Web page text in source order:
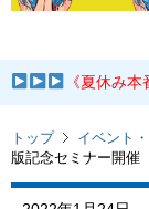
《夏休み本
トップ イベント
版記念セミナー開催